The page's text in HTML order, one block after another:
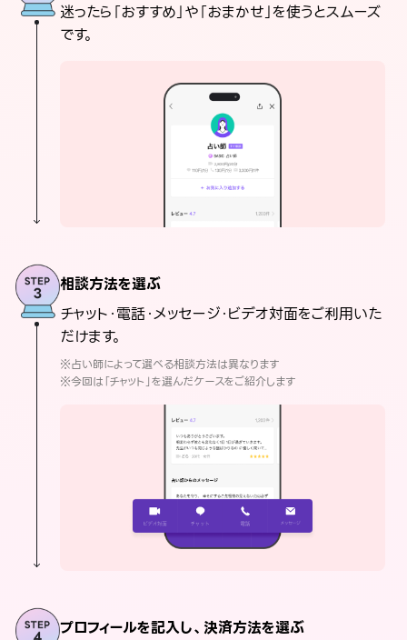
迷ったら「おすすめ」や「おまかせ」を使うとスムーズ
です。
相談方法を選ぶ
チャット・電話・メッセージ・ビデオ対面をご利用いた
だけます。
※占い師によって選べる相談方法は異なります
※今回は「チャット」を選んだケースをご紹介します
プロフィールを記入し、決済方法を選ぶ